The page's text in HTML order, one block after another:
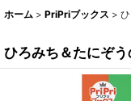
ホーム > PriPriブックス >
ひろみち＆たにぞう